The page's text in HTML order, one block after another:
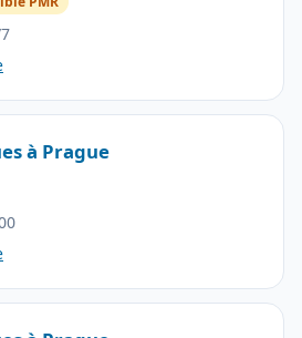
à Prague